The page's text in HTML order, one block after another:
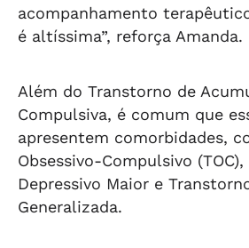
acompanhamento
é altíssima”, reforça Amanda.
Além do Transtorno de
Compulsiva, é comum que
apresentem comorbidades,
Obsessivo-Compulsivo
Depressivo Maior e
Generalizada.